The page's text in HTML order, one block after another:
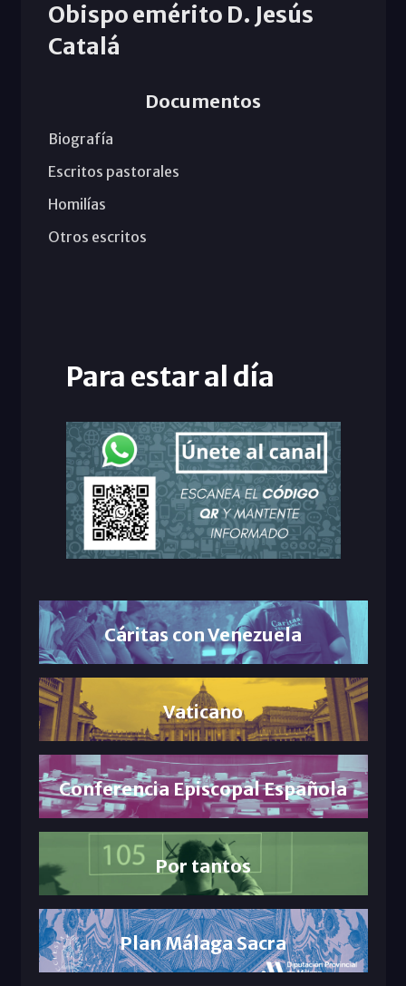
Obispo emérito D. Jesús
Catalá
Documentos
Biografía
Escritos pastorales
Homilías
Otros escritos
Para estar al día
Cáritas con Venezuela
Vaticano
Conferencia Episcopal Española
Por tantos
Plan Málaga Sacra